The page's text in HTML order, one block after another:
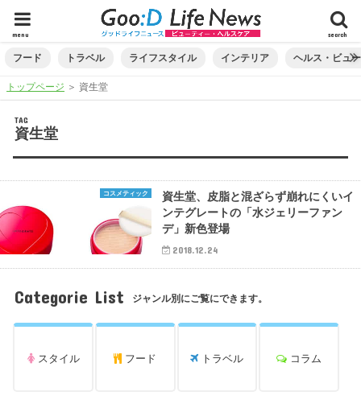
search
menu
フード トラベル ライフスタイル インテリア ヘルス・ビュ
トップページ ＞ 資生堂
TAG
資生堂
コスメティック
資生堂、皮脂と混ざらず崩れにくいイ
ンテグレートの「水ジェリーファン
デ」新色登場
2018.12.24
Categorie List ジャンル別にご覧にできます。
スタイル フード トラベル コラム